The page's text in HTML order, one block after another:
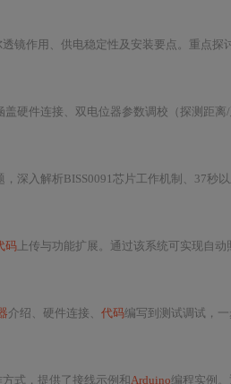
定性及安装要点。重点探讨如何通过硬件调节与软件
器参数调校（探测距离/延时）、单次/重复触发模式选择、本地声光报警及ESP8266联网远程告警（Blynk平台）
、3.3V输出电平兼容性、H/L触发模式差异、电位器与跳线配置要点，并给出软件去抖动、状态机设计、
码 上传与功能扩展。通过该系统可实现自动照明、访客统计和远程通知等
介绍、硬件连接、 代码编写到测试调试，一步
式，提供了接线示例和Arduino编程实例。通